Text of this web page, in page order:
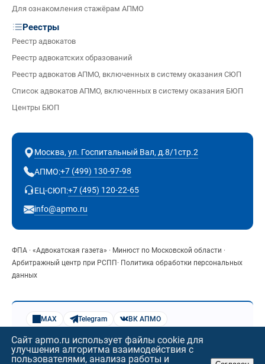
Для ознакомления стажёрам АПМО
Реестры
Реестр адвокатов
Реестр адвокатских образований
Реестр адвокатов АПМО, включенных в систему оказания СЮП
Список адвокатов АПМО, включенных в систему оказания БЮП
Центры БЮП
Москва, ул. Госпитальный Вал, д.8/1стр.2
АПМО:+7 (499) 130-97-98
ЕЦ-СЮП:+7 (495) 120-22-65
info@apmo.ru
ФПА · «Адвокатская газета» · Минюст по Московской области ·
Арбитражный центр при РСПП · Политика обработки персональных
данных
MAX Telegram
ВК АПМО
Веб-музей АПМО
Все контакты
Схема проезда
© 2002–2026 АПМО by Claude
Сайт apmo.ru использует файлы cookie для
улучшения алгоритма взаимодействия с
пользователями, анализа работы и